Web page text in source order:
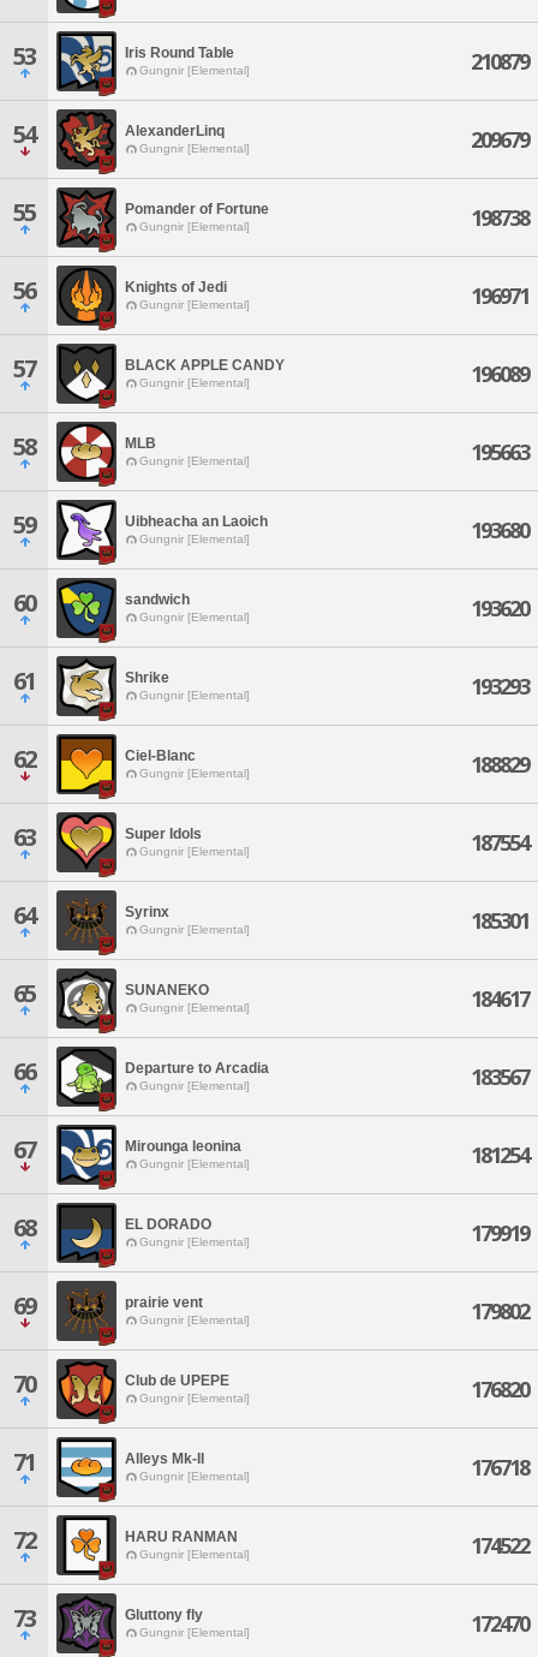
53 Iris Round Table
Gungnir [Elemental] 210879
54 AlexanderLinq
Gungnir [Elemental] 209679
55 Pomander of Fortune
Gungnir [Elemental] 198738
56 Knights of Jedi
Gungnir [Elemental] 196971
57 BLACK APPLE CANDY
Gungnir [Elemental] 196089
58 MLB
Gungnir [Elemental] 195663
59 Uibheacha an Laoich
Gungnir [Elemental] 193680
60 sandwich
Gungnir [Elemental] 193620
61 Shrike
Gungnir [Elemental] 193293
62 Ciel-Blanc
Gungnir [Elemental] 188829
63 Super Idols
Gungnir [Elemental] 187554
64 Syrinx
Gungnir [Elemental] 185301
65 SUNANEKO
Gungnir [Elemental] 184617
66 Departure to Arcadia
Gungnir [Elemental] 183567
67 Mirounga leonina
Gungnir [Elemental] 181254
68 EL DORADO
Gungnir [Elemental] 179919
69 prairie vent
Gungnir [Elemental] 179802
70 Club de UPEPE
Gungnir [Elemental] 176820
71 Alleys Mk-II
Gungnir [Elemental] 176718
72 HARU RANMAN
Gungnir [Elemental] 174522
73 Gluttony fly
Gungnir [Elemental] 172470